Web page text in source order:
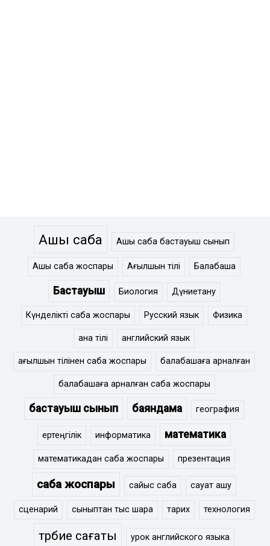
Ашық сабақ Ашық сабақ бастауыш сынып
Ашық сабақ жоспары Ағылшын тілі Балабақша
Бастауыш Биология Дүниетану
Күнделікті сабақ жоспары Русский язык Физика
ана тілі английский язык
ағылшын тілінен сабақ жоспары балабақшаға арналған
балабақшаға арналған сабақ жоспары
бастауыш сынып баяндама география
ертеңгілік информатика математика
математикадан сабақ жоспары презентация
сабақ жоспары сайыс сабақ сауат ашу
сценарий сыныптан тыс шара тарих технология
тәрбие сағаты урок английского языка